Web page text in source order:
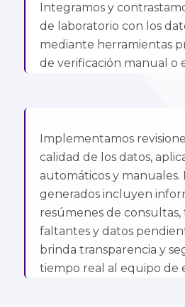
Integramos y
de laboratorio con los
mediante herramientas
de verificación manual o
Implementamos
calidad de los datos,
automáticos y manuales.
generados incluyen
resúmenes de
faltantes y datos
brinda transparencia y
tiempo real al equipo de